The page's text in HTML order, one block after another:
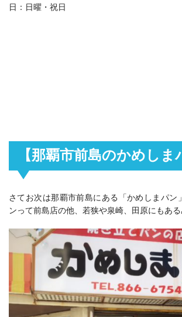
日：日曜・祝日
【那覇市前島のかめしま
さてお次は那覇市前島にある「かめしまパン
ンって前島店の他、若狭や泉崎、田原にもある